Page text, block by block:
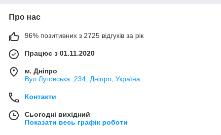
Про нас
96% позитивних з 2725 відгуків за рік
Працює з 01.11.2020
м. Дніпро
Вул.Луговська ,234, Дніпро, Україна
Контакти
Сьогодні вихідний
Показати весь графік роботи